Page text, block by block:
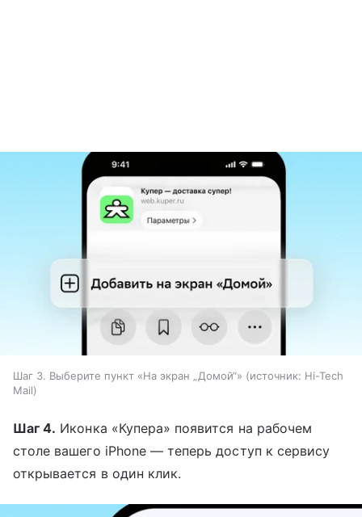
Шаг 3. Выберите пункт «На экран „Домой“» источник: Hi-Tech
Mail
Шаг 4. Иконка «Купера» появится на рабочем
столе вашего iPhone — теперь доступ к сервису
открывается в один клик.